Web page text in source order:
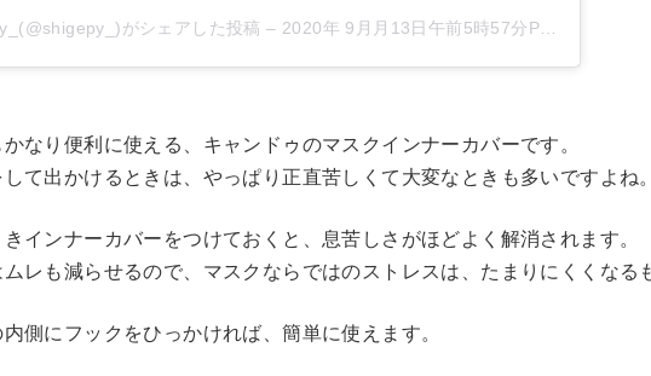
がシェアした投稿 – 2020年 9月月13日午前5時57分PDT
なり便利に使える、キャンドゥのマスクインナーカバーです。
て出かけるときは、やっぱり正直苦しくて大変なときも多いですよね。
インナーカバーをつけておくと、息苦しさがほどよく解消されます。
レも減らせるので、マスクならではのストレスは、たまりにくくなる
側にフックをひっかければ、簡単に使えます。